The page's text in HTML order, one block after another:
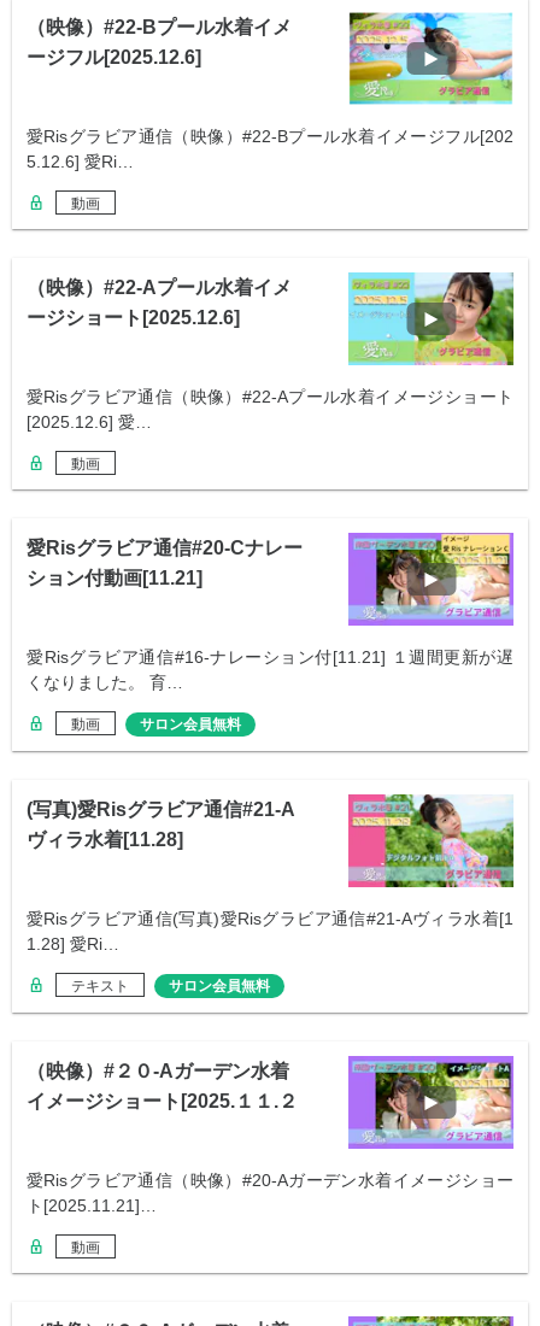
（映像）#22-Bプール水着イメ
ージフル[2025.12.6]
愛Risグラビア通信（映像）#22-Bプール水着イメージフル[202
5.12.6] 愛Ri…
動画
（映像）#22-Aプール水着イメ
ージショート[2025.12.6]
愛Risグラビア通信（映像）#22-Aプール水着イメージショート
[2025.12.6] 愛…
動画
愛Risグラビア通信#20-Cナレー
ション付動画[11.21]
愛Risグラビア通信#16-ナレーション付[11.21] １週間更新が遅
くなりました。 育…
動画 サロン会員無料
(写真)愛Risグラビア通信#21-A
ヴィラ水着[11.28]
愛Risグラビア通信(写真)愛Risグラビア通信#21-Aヴィラ水着[1
1.28] 愛Ri…
テキスト サロン会員無料
（映像）#２０-Aガーデン水着
イメージショート[2025.１１.２
愛Risグラビア通信（映像）#20-Aガーデン水着イメージショー
ト[2025.11.21]…
動画